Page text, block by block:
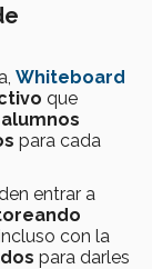
Whiteboard
que
para cada
entrar a
con la
para darles